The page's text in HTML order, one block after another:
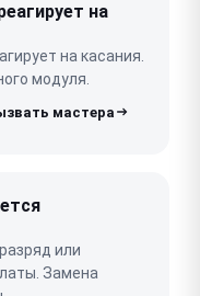
на
на касания.
модуля.
или
Замена